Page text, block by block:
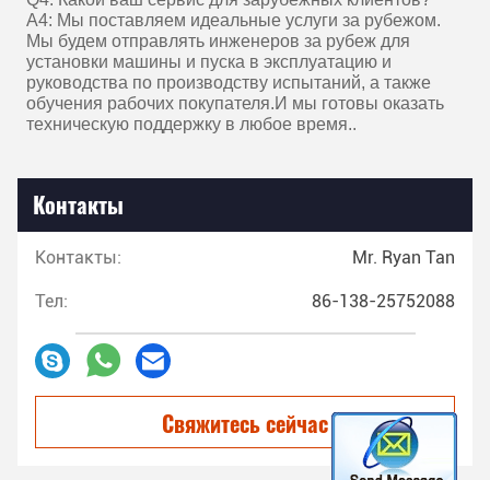
A4: Мы поставляем идеальные услуги за рубежом.
Мы будем отправлять инженеров за рубеж для
установки машины и пуска в эксплуатацию и
руководства по производству испытаний, а также
обучения рабочих покупателя.И мы готовы оказать
техническую поддержку в любое время..
Контакты
Контакты: Mr. Ryan Tan
Тел: 86-138-25752088
Свяжитесь сейчас